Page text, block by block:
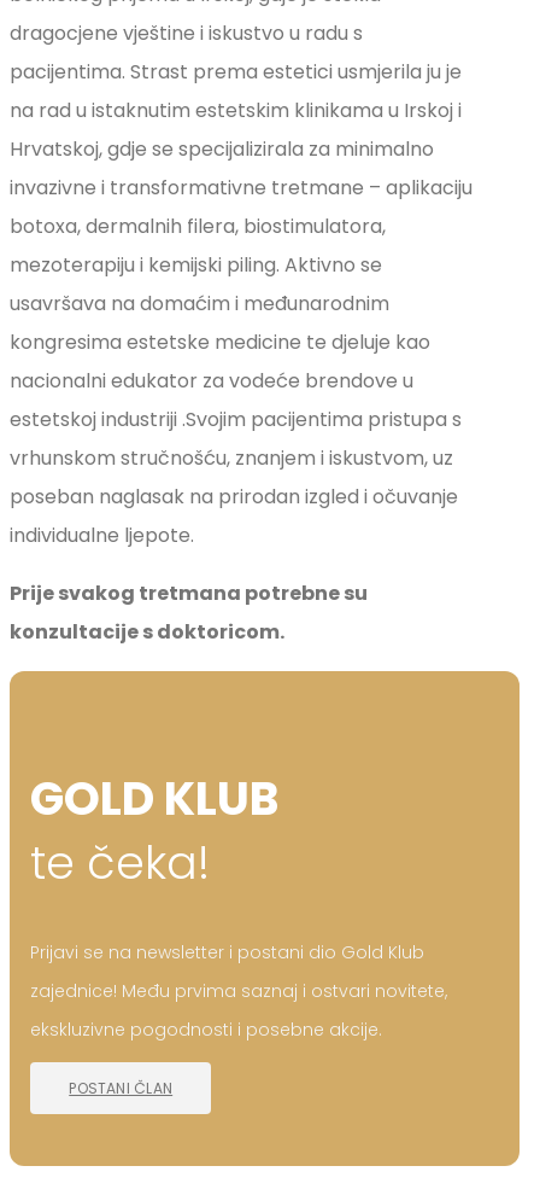
dragocjene vještine i iskustvo u radu s
pacijentima. Strast prema estetici usmjerila ju je
na rad u istaknutim estetskim klinikama u Irskoj i
Hrvatskoj, gdje se specijalizirala za minimalno
invazivne i transformativne tretmane – aplikaciju
botoxa, dermalnih filera, biostimulatora,
mezoterapiju i kemijski piling. Aktivno se
usavršava na domaćim i međunarodnim
kongresima estetske medicine te djeluje kao
nacionalni edukator za vodeće brendove u
estetskoj industriji .Svojim pacijentima pristupa s
vrhunskom stručnošću, znanjem i iskustvom, uz
poseban naglasak na prirodan izgled i očuvanje
individualne ljepote.
Prije svakog tretmana potrebne su
konzultacije s doktoricom.
GOLD KLUB
te čeka!
Prijavi se na newsletter i postani dio Gold Klub
zajednice! Među prvima saznaj i ostvari novitete,
ekskluzivne pogodnosti i posebne akcije.
POSTANI ČLAN